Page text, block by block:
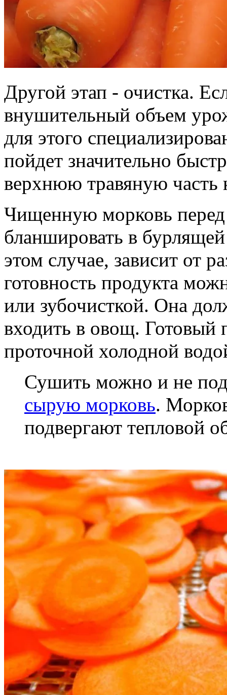
Другой этап - очистка.
внушительный объем
для этого
пойдет значительно
верхнюю травяную часть
Чищенную морковь
бланшировать в
этом случае, зависит от
готовность продукта
или зубочисткой. Она
входить в овощ. Готовый
проточной холодной
Сушить можно и не
сырую морковь.
подвергают тепловой